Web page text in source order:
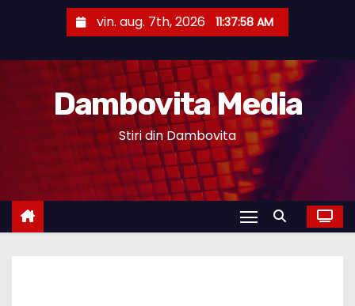
e
vin. aug. 7th, 2026 11:37:59 AM
Dambovita Media
Stiri din Dambovita